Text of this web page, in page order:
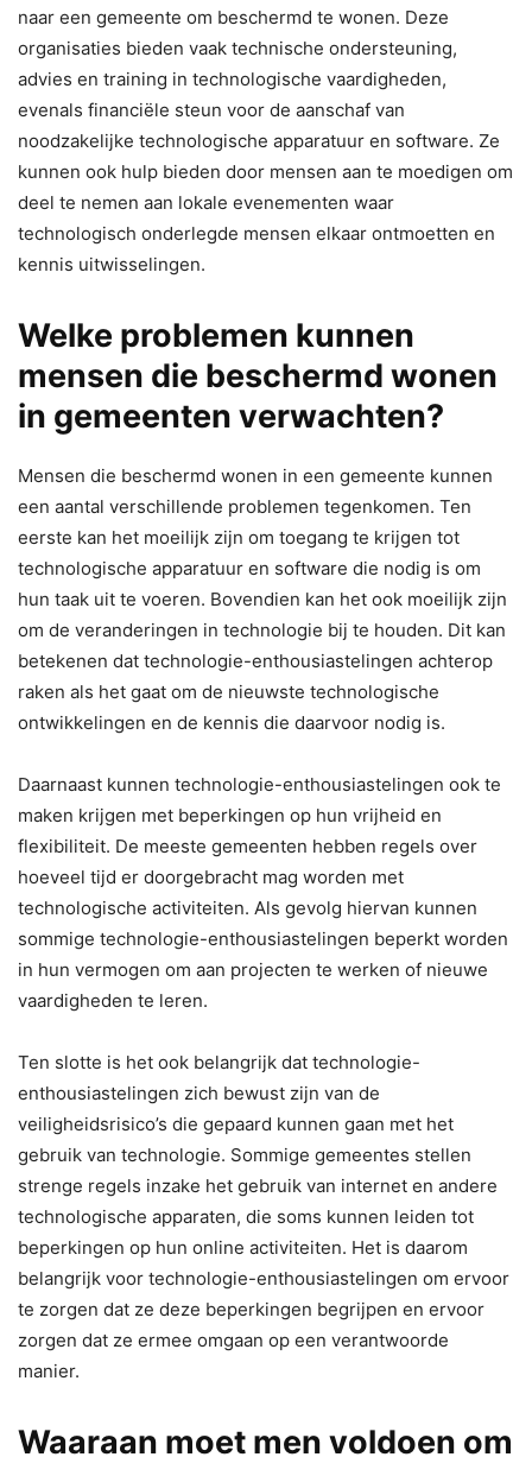
naar een gemeente om beschermd te wonen. Deze
organisaties bieden vaak technische ondersteuning,
advies en training in technologische vaardigheden,
evenals financiële steun voor de aanschaf van
noodzakelijke technologische apparatuur en software. Ze
kunnen ook hulp bieden door mensen aan te moedigen om
deel te nemen aan lokale evenementen waar
technologisch onderlegde mensen elkaar ontmoetten en
kennis uitwisselingen.
Welke problemen kunnen
mensen die beschermd wonen
in gemeenten verwachten?
Mensen die beschermd wonen in een gemeente kunnen
een aantal verschillende problemen tegenkomen. Ten
eerste kan het moeilijk zijn om toegang te krijgen tot
technologische apparatuur en software die nodig is om
hun taak uit te voeren. Bovendien kan het ook moeilijk zijn
om de veranderingen in technologie bij te houden. Dit kan
betekenen dat technologie-enthousiastelingen achterop
raken als het gaat om de nieuwste technologische
ontwikkelingen en de kennis die daarvoor nodig is.
Daarnaast kunnen technologie-enthousiastelingen ook te
maken krijgen met beperkingen op hun vrijheid en
flexibiliteit. De meeste gemeenten hebben regels over
hoeveel tijd er doorgebracht mag worden met
technologische activiteiten. Als gevolg hiervan kunnen
sommige technologie-enthousiastelingen beperkt worden
in hun vermogen om aan projecten te werken of nieuwe
vaardigheden te leren.
Ten slotte is het ook belangrijk dat technologie-
enthousiastelingen zich bewust zijn van de
veiligheidsrisico’s die gepaard kunnen gaan met het
gebruik van technologie. Sommige gemeentes stellen
strenge regels inzake het gebruik van internet en andere
technologische apparaten, die soms kunnen leiden tot
beperkingen op hun online activiteiten. Het is daarom
belangrijk voor technologie-enthousiastelingen om ervoor
te zorgen dat ze deze beperkingen begrijpen en ervoor
zorgen dat ze ermee omgaan op een verantwoorde
manier.
Waaraan moet men voldoen om